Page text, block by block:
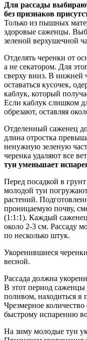
Для рассады
без признаков
Только из пышных
здоровые саженцы.
зеленой верхушечной
Отделять черенки от
а не секатором. Для
сверху вниз. В нижней
оставаться кусочек,
каблук, который
Если каблук слишком
обрезают, оставляя
Отделенный саженец
длина отростка
ненужную зеленую
черенка удаляют все
туи уменьшает
Перед посадкой в
молодой туи
растений.
проницаемую почву,
(1:1:1). Каждый
около 2-3 см. Рассаду
по несколько штук.
Укоренившиеся
весной.
Рассада должна
В этот период
поливом, находиться в
Чрезмерное
быстрому испарению
На зиму молодые туи